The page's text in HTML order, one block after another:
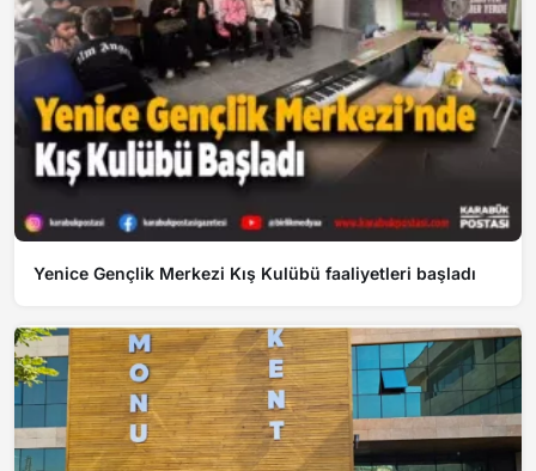
Yenice Gençlik Merkezi Kış Kulübü faaliyetleri başladı